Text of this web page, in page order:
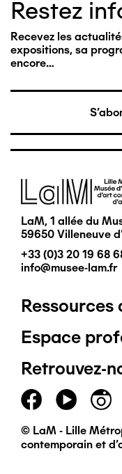
Restez
Recevez les
expositions, sa
encore…
Image
LaM, 1 allée du
59650 Villeneuve
+33 (0)3 20 19 68
info@musee-lam.fr
Pied
de
page
principal
Ressources
Espace
Retrouvez-
© LaM - Lille
contemporain et